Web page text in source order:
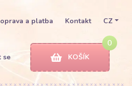
a platba Kontakt CZ
se
0
KOŠÍK